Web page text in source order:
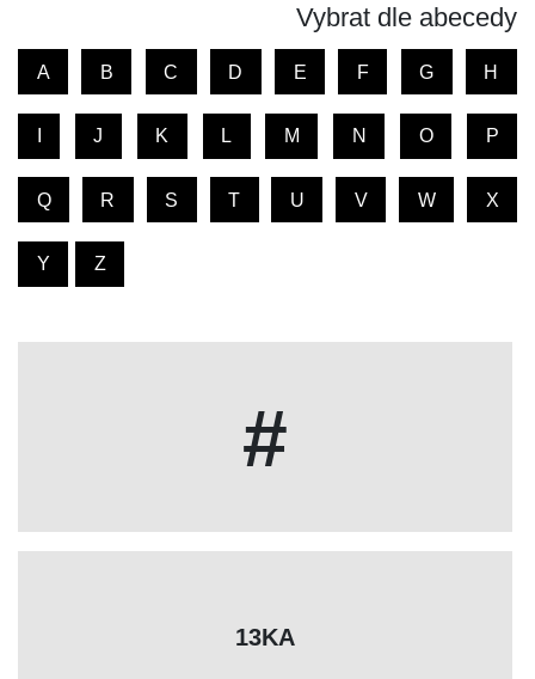
Vybrat dle abecedy
A B C D E F G H
J K L M N O P
Q R S T U V W X
Y Z
#
13KA